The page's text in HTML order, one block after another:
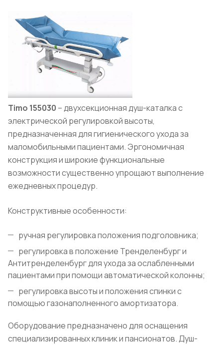
Timo 155030 – двухсекционная душ-каталка с
электрической регулировкой высоты,
предназначенная для гигиенического ухода за
маломобильными пациентами. Эргономичная
конструкция и широкие функциональные
возможности существенно упрощают выполнение
ежедневных процедур.
Конструктивные особенности:
ручная регулировка положения подголовника;
регулировка в положение Тренделенбург и
Антитренделенбург для ухода за ослабленными
пациентами при помощи автоматической колонны;
регулировка высоты и положения спинки с
помощью газонаполненного амортизатора.
Оборудование предназначено для оснащения
специализированных клиник и пансионатов. Душ-